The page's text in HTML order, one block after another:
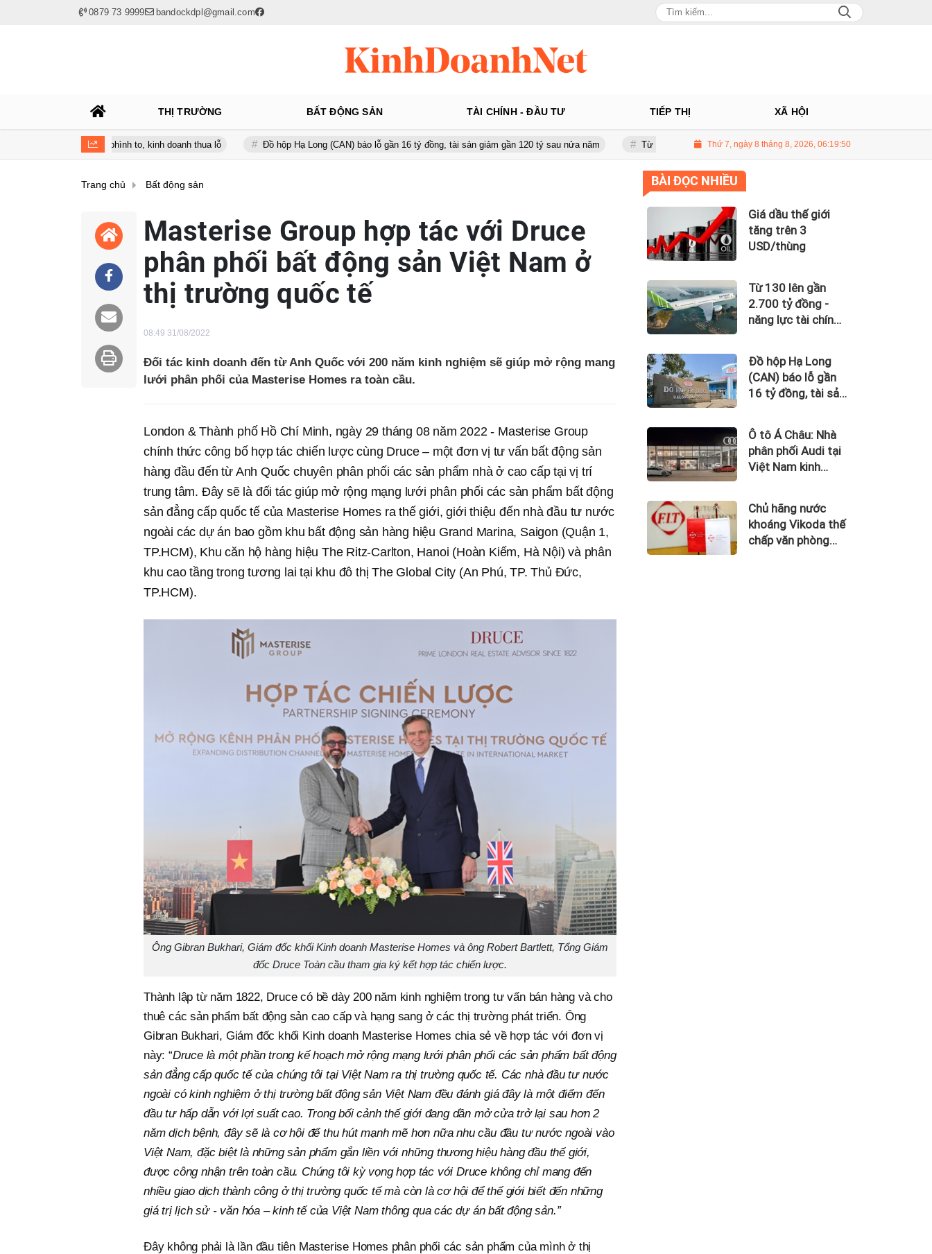
0879 73 9999 bandockdpl@gmail.com
THỊ TRƯỜNG BẤT ĐỘNG SẢN TÀI CHÍNH - ĐẦU TƯ TIẾP THỊ XÃ HỘI
nợ vay phình to, kinh doanh thua lỗ Đồ hộp Hạ Long (CAN) báo lỗ gần 16 tỷ đồng, tài sản giảm gần 120 tỷ sau nửa năm Từ 130 lên gần 2.700 tỷ đồng - năng lực tài chính của Bamboo Airways nhìn từ công
Thứ 7, ngày 8 tháng 8, 2026, 06:19:51
Trang chủ Bất động sản
Masterise Group hợp tác với Druce
phân phối bất động sản Việt Nam ở
thị trường quốc tế
08:49 31/08/2022
Đối tác kinh doanh đến từ Anh Quốc với 200 năm kinh nghiệm sẽ giúp mở rộng mang
lưới phân phối của Masterise Homes ra toàn cầu.
London & Thành phố Hồ Chí Minh, ngày 29 tháng 08 năm 2022 - Masterise Group
chính thức công bố hợp tác chiến lược cùng Druce – một đơn vị tư vấn bất động sản
hàng đầu đến từ Anh Quốc chuyên phân phối các sản phẩm nhà ở cao cấp tại vị trí
trung tâm. Đây sẽ là đối tác giúp mở rộng mạng lưới phân phối các sản phẩm bất động
sản đẳng cấp quốc tế của Masterise Homes ra thế giới, giới thiệu đến nhà đầu tư nước
ngoài các dự án bao gồm khu bất động sản hàng hiệu Grand Marina, Saigon (Quận 1,
TP.HCM), Khu căn hộ hàng hiệu The Ritz-Carlton, Hanoi (Hoàn Kiếm, Hà Nội) và phân
khu cao tầng trong tương lai tại khu đô thị The Global City (An Phú, TP. Thủ Đức,
TP.HCM).
Ông Gibran Bukhari, Giám đốc khối Kinh doanh Masterise Homes và ông Robert Bartlett, Tổng Giám
đốc Druce Toàn cầu tham gia ký kết hợp tác chiến lược.
Thành lập từ năm 1822, Druce có bề dày 200 năm kinh nghiệm trong tư vấn bán hàng và cho
thuê các sản phẩm bất động sản cao cấp và hạng sang ở các thị trường phát triển. Ông
Gibran Bukhari, Giám đốc khối Kinh doanh Masterise Homes chia sẻ về hợp tác với đơn vị
này: “Druce là một phần trong kế hoạch mở rộng mạng lưới phân phối các sản phẩm bất động
sản đẳng cấp quốc tế của chúng tôi tại Việt Nam ra thị trường quốc tế. Các nhà đầu tư nước
ngoài có kinh nghiệm ở thị trường bất động sản Việt Nam đều đánh giá đây là một điểm đến
đầu tư hấp dẫn với lợi suất cao. Trong bối cảnh thế giới đang dần mở cửa trở lại sau hơn 2
năm dịch bệnh, đây sẽ là cơ hội để thu hút mạnh mẽ hơn nữa nhu cầu đầu tư nước ngoài vào
Việt Nam, đặc biệt là những sản phẩm gắn liền với những thương hiệu hàng đầu thế giới,
được công nhận trên toàn cầu. Chúng tôi kỳ vọng hợp tác với Druce không chỉ mang đến
nhiều giao dịch thành công ở thị trường quốc tế mà còn là cơ hội để thế giới biết đến những
giá trị lịch sử - văn hóa – kinh tế của Việt Nam thông qua các dự án bất động sản.”
Đây không phải là lần đầu tiên Masterise Homes phân phối các sản phẩm của mình ở thị
BÀI ĐỌC NHIỀU
Giá dầu thế giới
tăng trên 3
USD/thùng
Từ 130 lên gần
2.700 tỷ đồng -
năng lực tài chính
Airways nhìn từ
công nợ với ACV
Đồ hộp Hạ Long
(CAN) báo lỗ gần
16 tỷ đồng, tài sản
sau nửa năm
Ô tô Á Châu: Nhà
phân phối Audi tại
Việt Nam kinh
Chủ hãng nước
khoáng Vikoda thế
chấp văn phòng